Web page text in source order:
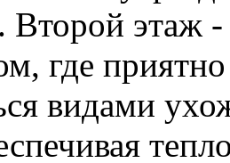
Второй этаж -
где
видами